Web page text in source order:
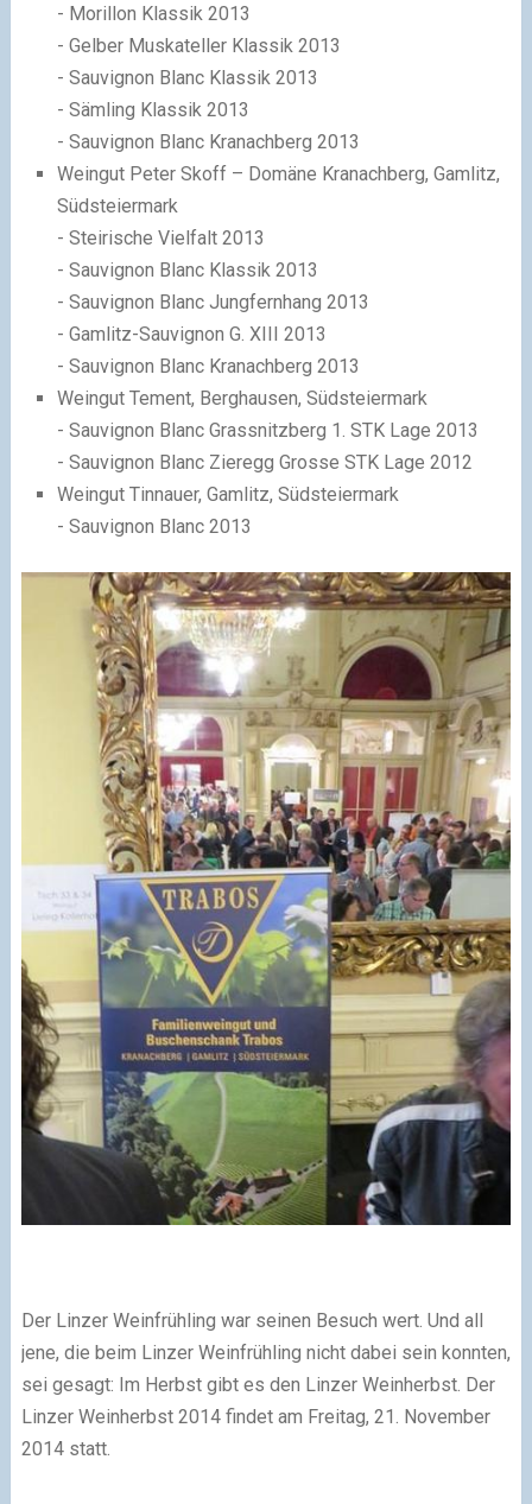
- Morillon Klassik 2013
- Gelber Muskateller Klassik 2013
- Sauvignon Blanc Klassik 2013
- Sämling Klassik 2013
- Sauvignon Blanc Kranachberg 2013
Weingut Peter Skoff – Domäne Kranachberg, Gamlitz,
Südsteiermark
- Steirische Vielfalt 2013
- Sauvignon Blanc Klassik 2013
- Sauvignon Blanc Jungfernhang 2013
- Gamlitz-Sauvignon G. XIII 2013
- Sauvignon Blanc Kranachberg 2013
Weingut Tement, Berghausen, Südsteiermark
- Sauvignon Blanc Grassnitzberg 1. STK Lage 2013
- Sauvignon Blanc Zieregg Grosse STK Lage 2012
Weingut Tinnauer, Gamlitz, Südsteiermark
- Sauvignon Blanc 2013
Der Linzer Weinfrühling war seinen Besuch wert. Und all
jene, die beim Linzer Weinfrühling nicht dabei sein konnten,
sei gesagt: Im Herbst gibt es den Linzer Weinherbst. Der
Linzer Weinherbst 2014 findet am Freitag, 21. November
2014 statt.